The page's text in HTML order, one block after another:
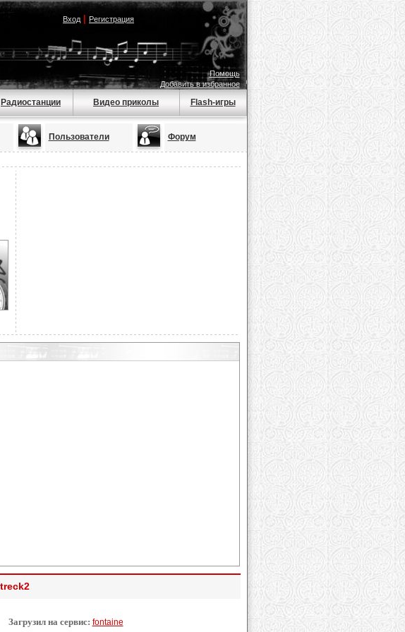
Вход| Регистрация
Помощь
Добавить в избранное
Радиостанции Видео приколы Flash-игры
Пользователи Форум
Загрузил на сервис: fontaine